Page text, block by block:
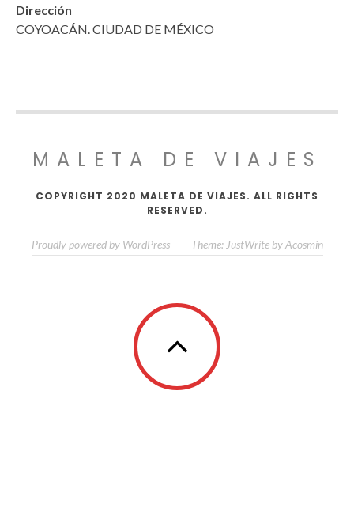
Dirección
COYOACÁN. CIUDAD DE MÉXICO
MALETA DE VIAJES
COPYRIGHT 2020 MALETA DE VIAJES. ALL RIGHTS
RESERVED.
Proudly powered by WordPress — Theme: JustWrite by Acosmin